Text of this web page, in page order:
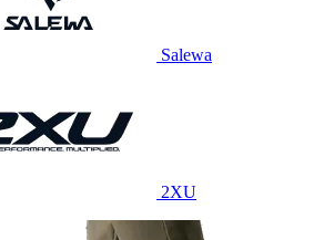
Salewa
2XU